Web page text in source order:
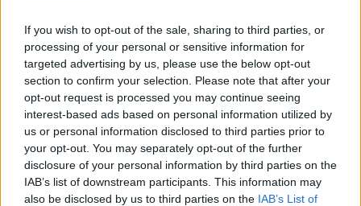
If you wish to opt-out of the sale, sharing to third parties, or
processing of your personal or sensitive information for
targeted advertising by us, please use the below opt-out
section to confirm your selection. Please note that after your
opt-out request is processed you may continue seeing
interest-based ads based on personal information utilized by
us or personal information disclosed to third parties prior to
your opt-out. You may separately opt-out of the further
disclosure of your personal information by third parties on the
IAB’s list of downstream participants. This information may
also be disclosed by us to third parties on the IAB’s List of
Coca-Cola HBC: Άνοδος 11,4%
στα καθαρά κέρδη του α΄
εξαμήνου – Στα 524,4 εκατ.
ευρώ
Cenergy Holdings: Άνοδος 45%
στα καθαρά κέρδη του α΄
Η συμφωνία Arval-Athlon αναδιαμορφώνει την αγορά leasing
VW: Η δύσκολη εξίσωση της
Alpha Bank: Για πρώτη φορά το